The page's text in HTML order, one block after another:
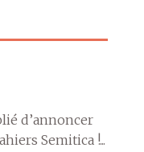
d’annoncer
Semitica !...